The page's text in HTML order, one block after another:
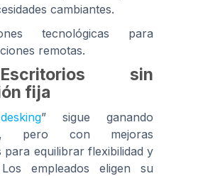
cambiantes.
tecnológicas para
remotas.
sin
fija
” sigue ganando
pero con mejoras
para equilibrar flexibilidad y
Los empleados eligen su